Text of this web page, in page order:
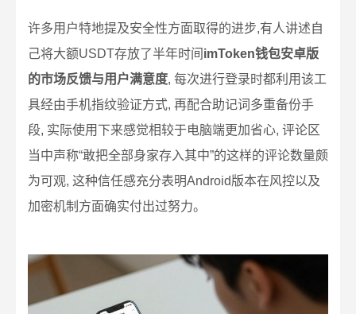
许多用户特地提及安全性方面取得的进步,有人讲述自
己将大额USDT存放了半年时间 imToken钱包安卓版
的市场反馈与用户满意度, 每次进行登录时都利用该工
具经由手机指纹验证方式, 再配合助记词多重备份手
段, 实际使用下来感觉相较于电脑端更加省心, 评论区
当中声称“敢把全部身家存入其中”的这样的评论数量颇
为可观, 这种信任感充分表明Android版本在风控以及
加密机制方面确实付出过努力。